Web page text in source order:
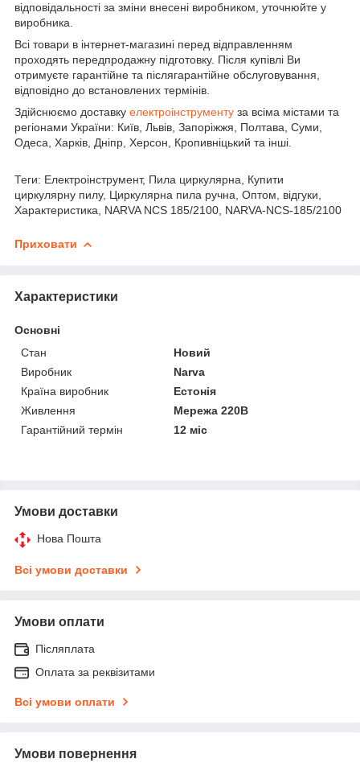
відповідальності за зміни внесені виробником, уточнюйте у
виробника.
Всі товари в інтернет-магазині перед відправленням
проходять передпродажну підготовку. Після купівлі Ви
отримуєте гарантійне та післягарантійне обслуговування,
відповідно до встановлених термінів.
Здійснюємо доставку електроінструменту за всіма містами та
регіонами України: Київ, Львів, Запоріжжя, Полтава, Суми,
Одеса, Харків, Дніпр, Херсон, Кропивніцький та інші.
Теги: Електроінструмент, Пила циркулярна, Купити
циркулярну пилу, Циркулярна пила ручна, Оптом, відгуки,
Характеристика, NARVA NCS 185/2100, NARVA-NCS-185/2100
Приховати
Характеристики
Основні
Стан
Новий
Виробник
Narva
Країна виробник
Естонія
Живлення
Мережа 220В
Гарантійний термін
12 міс
Умови доставки
Нова Пошта
Всі умови доставки
Умови оплати
Післяплата
Оплата за реквізитами
Всі умови оплати
Умови повернення